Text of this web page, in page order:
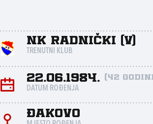
NK Radnički (V)
TRENUTNI KLUB
22.06.1984. (42
DATUM ROĐENJA
Đakovo